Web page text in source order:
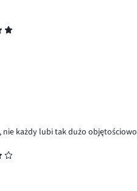
każdy lubi tak dużo